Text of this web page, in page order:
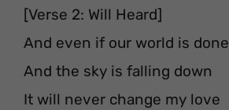
[Verse 2: Will Heard]
And even if our world is done
And the sky is falling down
It will never change my love